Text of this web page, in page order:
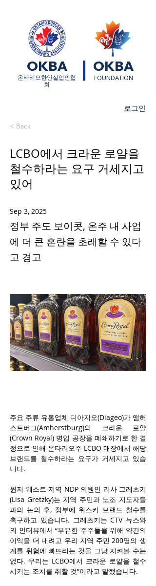
OKBA OKBA
​온타리오한인실업인협
회
FOUNDATION
로그인
< Back
LCBO에서 크라운 로얄을
철수하라는 요구 거세지고
있어
Sep 3, 2025
정부 주도 보이콧, 온주 내 사업
에 더 큰 혼란을 초래할 수 있다
고 경고
주요 주류 유통업체 디아지오(Diageo)가 앰허
스트버그(Amherstburg)의 크라운 로얄
(Crown Royal) 병입 공장을 폐쇄하기로 한 결
정으로 인해 온타리오주 LCBO 매장에서 해당
브랜드를 철수하라는 요구가 거세지고 있습
니다.
윈저 웨스트 지역 NDP 의원인 리사 그레츠키
(Lisa Gretzky)는 지역 주민과 노조 지도자들
과의 논의 후, 정부에 위스키 브랜드 철수를
촉구하고 있습니다. 그레츠키는 CTV 뉴스와
의 인터뷰에서 “부유한 주주들을 위해 약간의
이익을 더 내려고 우리 지역 주민 200명의 생
계를 위험에 빠뜨리는 것을 그냥 지켜볼 수는
없다. 우리는 LCBO에서 크라운 로얄을 철수
시키는 조치를 취할 것”이라고 말했습니다.